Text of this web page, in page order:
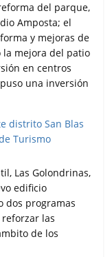
del parque,
Amposta; el
y mejoras de
la mejora del patio
en centros
una inversión
Las Golondrinas,
edificio
dos programas
las
de los